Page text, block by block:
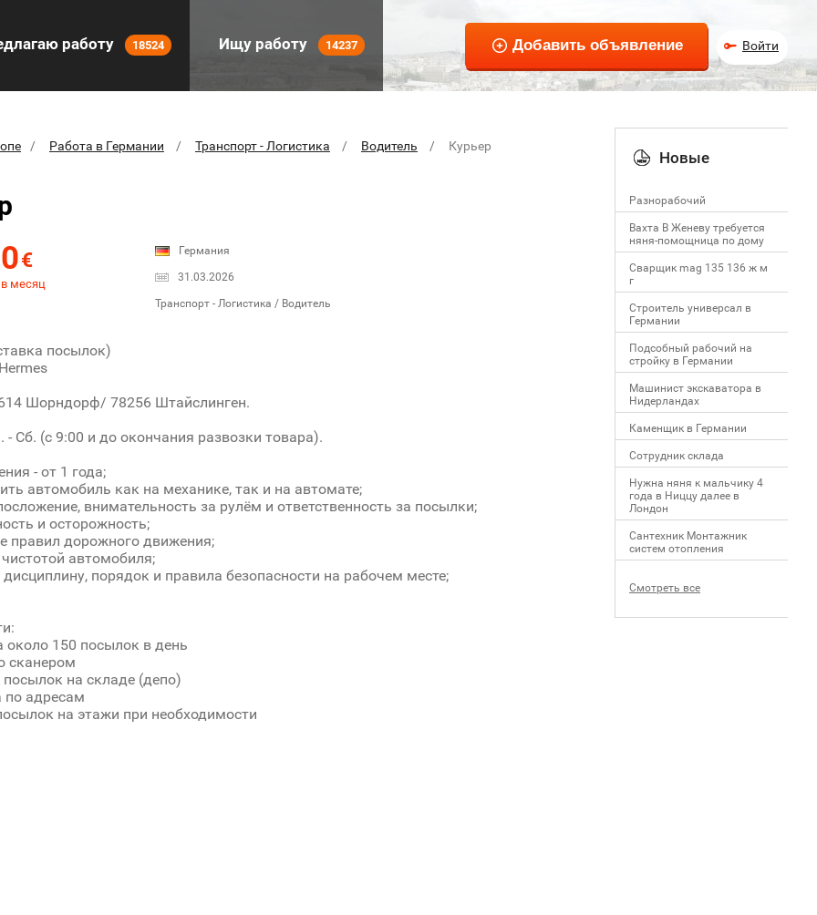
работу 18524 Ищу работу 14237 Войти
Работа в Германии Транспорт - Логистика Водитель Курьер
€
месяц
Германия
31.03.2026
Транспорт - Логистика / Водитель
посылок)
Шорндорф/ 78256 Штайслинген.
- Сб. (с 9:00 и до окончания развозки товара).
- от 1 года;
автомобиль как на механике, так и на автомате;
внимательность за рулём и ответственность за посылки;
и осторожность;
правил дорожного движения;
автомобиля;
порядок и правила безопасности на рабочем месте;
150 посылок в день
сканером
на складе (депо)
по адресам
на этажи при необходимости
Новые
Разнорабочий
Вахта В Женеву требуется
няня-помощница по дому
Сварщик mag 135 136 ж м
г
Строитель универсал в
Германии
Подсобный рабочий на
стройку в Германии
Машинист экскаватора в
Нидерландах
Каменщик в Германии
Сотрудник склада
Нужна няня к мальчику 4
года в Ниццу далее в
Лондон
Сантехник Монтажник
систем отопления
Смотреть все